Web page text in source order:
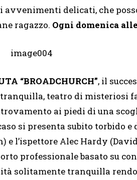
delicati, che
ragazzo. Ogni domenica
“BROADCHURCH”, il
teatro di misteriosi
ai piedi di una
si presenta subito torbido
l’ispettore Alec Hardy
professionale basato su
solitamente tranquilla